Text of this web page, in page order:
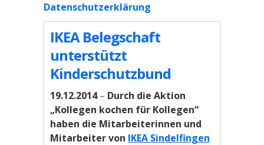
Datenschutzerklärung
IKEA Belegschaft
unterstützt
Kinderschutzbund
19.12.2014– Durch die Aktion
„Kollegen kochen für Kollegen“
haben die Mitarbeiterinnen und
Mitarbeiter von IKEA Sindelfingen